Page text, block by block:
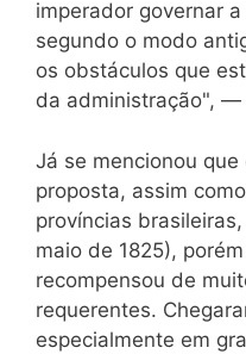
imperador governar
segundo o modo
os obstáculos que
da administração", —
Já se mencionou
proposta, assim
províncias
maio de 1825),
recompensou de
requerentes.
especialmente em